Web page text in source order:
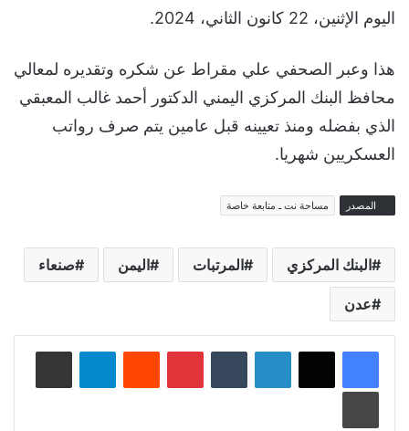
اليوم الإثنين، 22 كانون الثاني، 2024.
هذا وعبر الصحفي علي مقراط عن شكره وتقديره لمعالي
محافظ البنك المركزي اليمني الدكتور أحمد غالب المعبقي
الذي بفضله ومنذ تعيينه قبل عامين يتم صرف رواتب
العسكريين شهريا.
المصدر مساحة نت ـ متابعة خاصة
البنك المركزي المرتبات اليمن صنعاء
عدن
لينكدإن بينتيريست